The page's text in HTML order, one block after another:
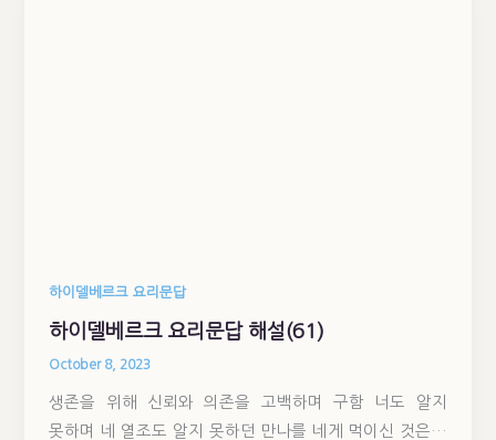
하이델베르크 요리문답
하이델베르크 요리문답 해설(61)
October 8, 2023
생존을 위해 신뢰와 의존을 고백하며 구함 너도 알지
못하며 네 열조도 알지 못하던 만나를 네게 먹이신 것은…